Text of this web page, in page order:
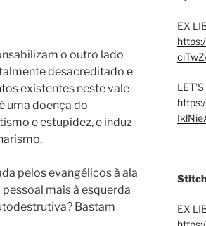
o outro lado
desacreditado e
existentes neste vale
uma doença do
e estupidez, e induz
pelos evangélicos à ala
mais à esquerda
Bastam
EX
EX